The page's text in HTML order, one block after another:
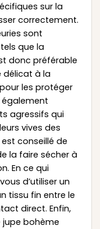
sur la
correctement.
sont
que la
donc préférable
délicat à la
les protéger
également
agressifs qui
vives des
conseillé de
la faire sécher à
En ce qui
d’utiliser un
tissu fin entre le
direct. Enfin,
jupe bohème